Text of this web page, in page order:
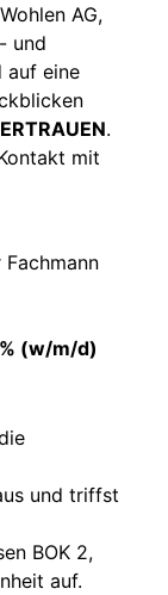
AG,
und
auf eine
.
mit
(w/m/d)
und triffst
BOK 2,
auf.